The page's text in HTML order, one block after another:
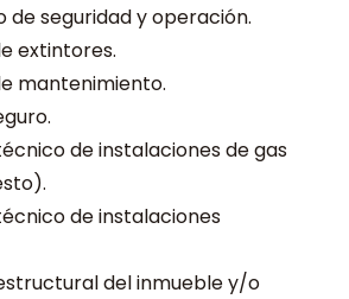
de seguridad y operación.
extintores.
mantenimiento.
de instalaciones de gas
de instalaciones
del inmueble y/o